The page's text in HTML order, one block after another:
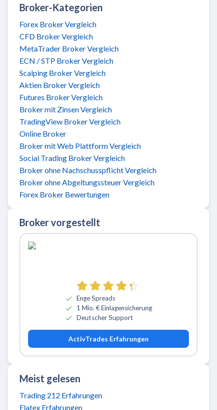
Broker-Kategorien
Forex Broker Vergleich
CFD Broker Vergleich
MetaTrader Broker Vergleich
ECN / STP Broker Vergleich
Scalping Broker Vergleich
Aktien Broker Vergleich
Futures Broker Vergleich
Broker mit Zinsen Vergleich
TradingView Broker Vergleich
Online Broker
Broker mit Web Plattform Vergleich
Social Trading Broker Vergleich
Broker ohne Nachschusspflicht Vergleich
Broker ohne Abgeltungssteuer Vergleich
Forex Broker Bewertungen
Broker vorgestellt
Enge Spreads
1 Mio. € Einlagensicherung
Deutscher Support
ActivTrades Erfahrungen
Meist gelesen
Trading 212 Erfahrungen
Flatex Erfahrungen